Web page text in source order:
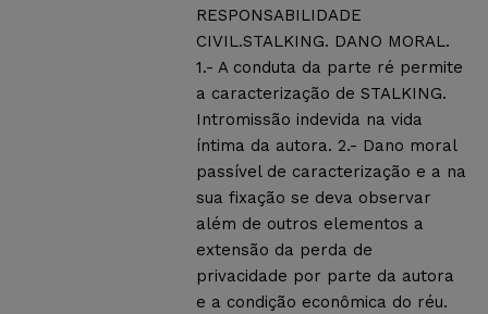
RESPONSABILIDADE
CIVIL.STALKING. DANO MORAL.
1.- A conduta da parte ré permite
a caracterização de STALKING.
Intromissão indevida na vida
íntima da autora. 2.- Dano moral
passível de caracterização e a na
sua fixação se deva observar
além de outros elementos a
extensão da perda de
privacidade por parte da autora
e a condição econômica do réu.